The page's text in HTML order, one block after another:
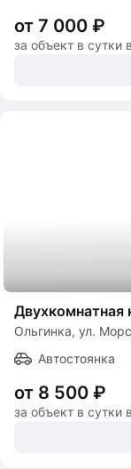
от 7 000 ₽
за объект в сутки
Двухкомнатная
Ольгинка, ул.
Автостоянка
от 8 500 ₽
за объект в сутки